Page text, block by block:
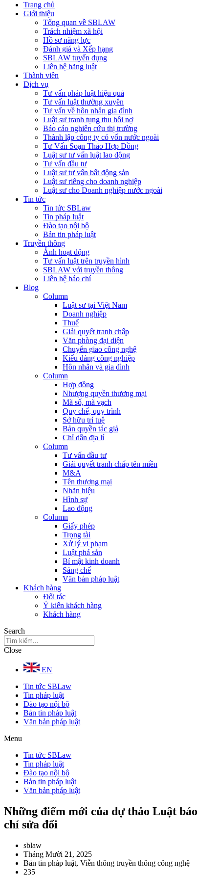
Trang chủ
Giới thiệu
Tổng quan về SBLAW
Trách nhiệm xã hội
Hồ sơ năng lực
Đánh giá và Xếp hạng
SBLAW tuyển dụng
Liên hệ hãng luật
Thành viên
Dịch vụ
Tư vấn pháp luật hiệu quả
Tư vấn luật thường xuyên
Tư vấn về hôn nhân gia đình
Luật sư tranh tụng thu hồi nợ
Báo cáo nghiên cứu thị trường
Thành lập công ty có vốn nước ngoài
Tư Vấn Soạn Thảo Hợp Đồng
Luật sư tư vấn luật lao động
Tư vấn đầu tư
Luật sư tư vấn bất động sản
Luật sư riêng cho doanh nghiệp
Luật sư cho Doanh nghiệp nước ngoài
Tin tức
Tin tức SBLaw
Tin pháp luật
Đào tạo nội bộ
Bản tin pháp luật
Truyền thông
Ảnh hoạt động
Tư vấn luật trên truyền hình
SBLAW với truyền thông
Liên hệ báo chí
Blog
Column
Luật sư tại Việt Nam
Doanh nghiệp
Thuế
Giải quyết tranh chấp
Văn phòng đại diện
Chuyển giao công nghệ
Kiểu dáng công nghiệp
Hôn nhân và gia đình
Column
Hợp đồng
Nhượng quyền thương mại
Mã số, mã vạch
Quy chế, quy trình
Sở hữu trí tuệ
Bản quyền tác giả
Chỉ dẫn địa lí
Column
Tư vấn đầu tư
Giải quyết tranh chấp tên miền
M&A
Tên thương mại
Nhãn hiệu
Hình sự
Lao động
Column
Giấy phép
Trọng tài
Xử lý vi phạm
Luật phá sản
Bí mật kinh doanh
Sáng chế
Văn bản pháp luật
Khách hàng
Đối tác
Ý kiến khách hàng
Khách hàng
Search
Close
EN
Tin tức SBLaw
Tin pháp luật
Đào tạo nội bộ
Bản tin pháp luật
Văn bản pháp luật
Menu
Tin tức SBLaw
Tin pháp luật
Đào tạo nội bộ
Bản tin pháp luật
Văn bản pháp luật
Những điểm mới của dự thảo Luật báo
chí sửa đổi
sblaw
Tháng Mười 21, 2025
Bản tin pháp luật, Viễn thông truyền thông công nghệ
235